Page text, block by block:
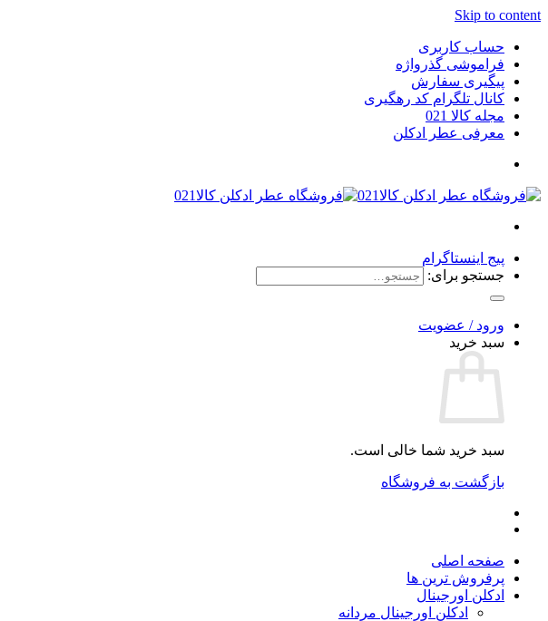
Skip to content
حساب کاربری
فراموشی گذرواژه
پیگیری سفارش
کانال تلگرام کد رهگیری
مجله کالا 021
معرفی عطر ادکلن
پیج اینستاگرام
جستجو برای:
ورود / عضویت
سبد خرید
سبد خرید شما خالی است.
بازگشت به فروشگاه
صفحه اصلی
پرفروش ترین ها
ادکلن اورجینال
ادکلن اورجینال مردانه